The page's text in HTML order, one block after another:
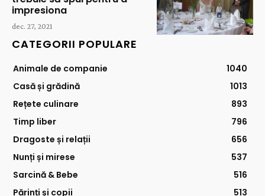
impresiona
dec. 27, 2021
CATEGORII POPULARE
Animale de companie
1040
Casă și grădină
1013
Rețete culinare
893
Timp liber
796
Dragoste și relații
656
Nunți și mirese
537
Sarcină & Bebe
516
Părinți și copii
513